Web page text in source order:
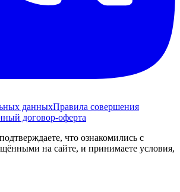
данныхПравила совершения
договор-оферта
что ознакомились с
на сайте, и принимаете условия,